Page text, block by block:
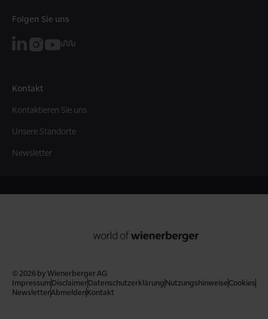
Folgen Sie uns
Kontakt
Kontaktieren Sie uns
Unsere Standorte
Newsletter
© 2026 by Wienerberger AG
Impressum DisclaimerDatenschutzerklärung Nutzungshinweise Cookies
NewsletterAbmeldenKontakt